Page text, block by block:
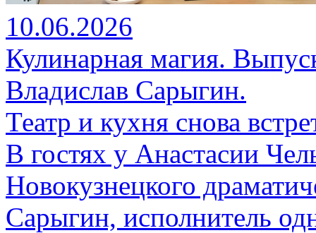
10.06.2026
Кулинарная магия.
Владислав Сарыгин.
Театр и кухня снова
В гостях у Анастасии
Новокузнецкого
Сарыгин, исполнитель